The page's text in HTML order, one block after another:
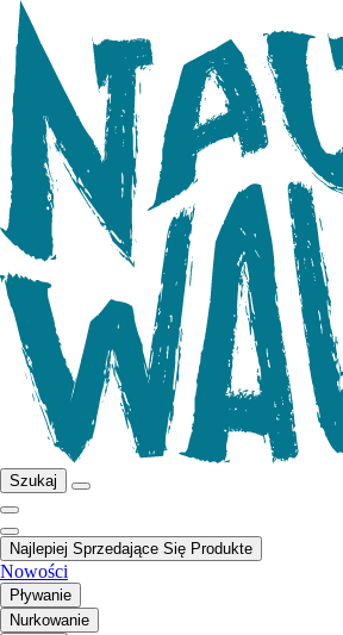
Szukaj
Najlepiej Sprzedające Się Produkte
Nowości
Pływanie
Nurkowanie